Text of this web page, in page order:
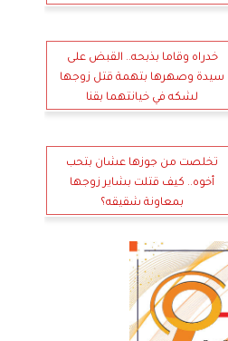
خدراه وقاما بذبحه.. القبض على
سيدة وصهرها بتهمة قتل زوجها
لشكه في خيانتهما بقنا
تخلصت من جوزها عشان بتحب
أخوه.. كيف قتلت بشاير زوجها
بمعاونة شقيقه؟